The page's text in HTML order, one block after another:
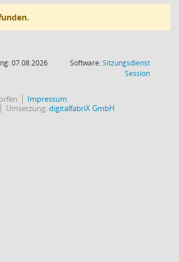
07.08.2026
Software:Sitzungsdienst
Session(Wird in
Impressum
Umsetzung:digitalfabriX GmbH